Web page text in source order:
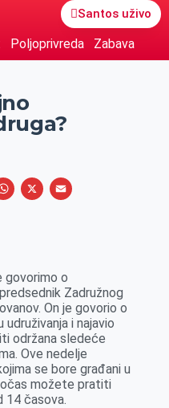
Santos uživo
Poljoprivreda Zabava
W
s
A
p
p
X
E
govorimo o
Zadružnog
On je govorio o
udruživanja i najavio
održana sledeće
Ove nedelje
se bore građani u
možete pratiti
14 časova.